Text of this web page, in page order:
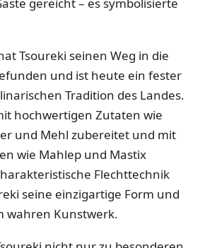
gereicht – es symbolisierte
Tsoureki seinen Weg in die
und ist heute ein fester
Tradition des Landes.
hochwertigen Zutaten wie
und Mehl zubereitet und mit
wie Mahlep und Mastix
Flechttechnik
seine einzigartige Form und
wahren Kunstwerk.